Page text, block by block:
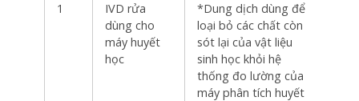
1
IVD rửa
dùng cho
máy huyết
học
*Dung dịch dùng để
loại bỏ các chất còn
sót lại của vật liệu
sinh học khỏi hệ
thống đo lường của
máy phân tích huyết